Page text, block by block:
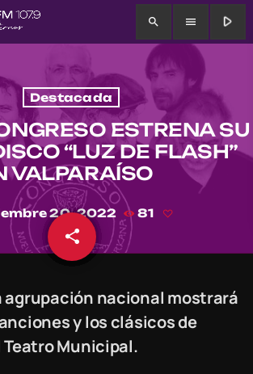
search menu play_arrow
Destacada
ESTRENA SU
“LUZ DE FLASH”
VALPARAÍSO
20, 2022 81
share
email
agrupación nacional mostrará
y los clásicos de
Teatro Municipal.